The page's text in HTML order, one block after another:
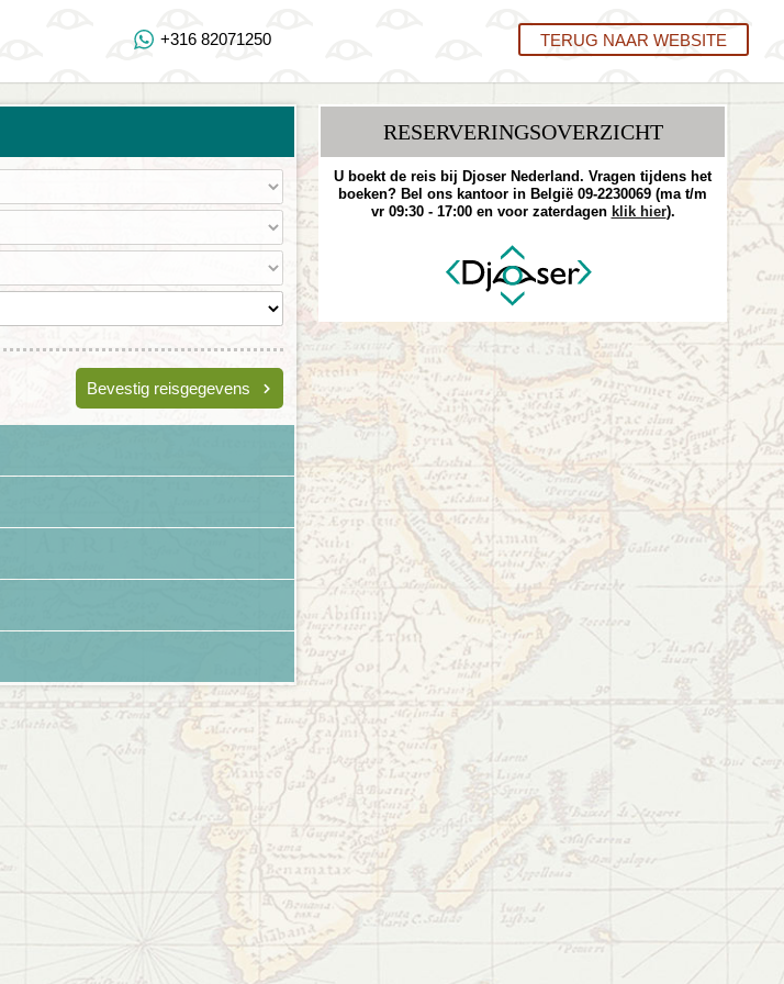
Tel: 09 223 00 69
https://www.youtube.com/user/DjoserWebsite
https://www.instagram.com/djoser_reizen/
+316 82071250 TERUG NAAR WEBSITE
Bevestig reisgegevens
RESERVERINGS­OVERZICHT
U boekt de reis bij Djoser Nederland. Vragen tijdens het
boeken? Bel ons kantoor in België 09-2230069 (ma t/m
vr 09:30 - 17:00 en voor zaterdagen klik hier).